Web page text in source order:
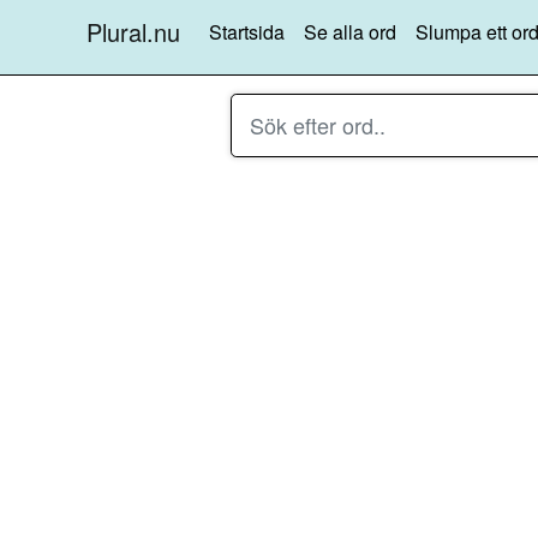
Plural.nu Startsida Se alla ord Slumpa ett